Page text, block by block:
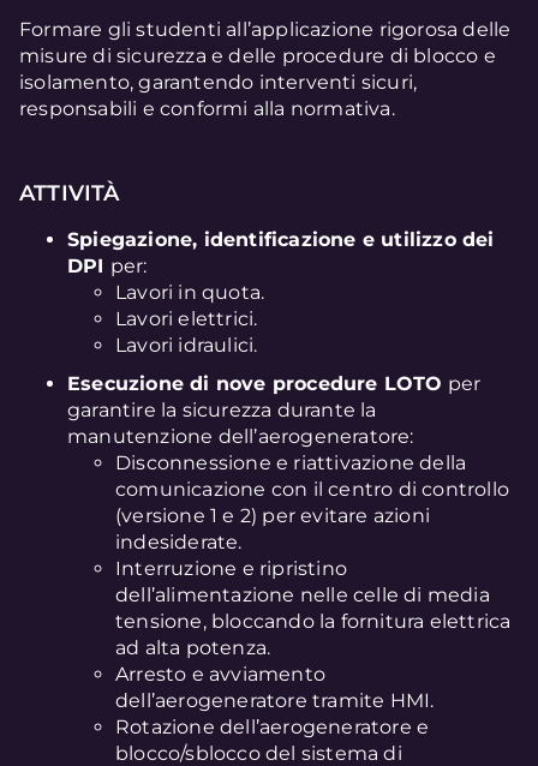
Formare gli studenti all’applicazione rigorosa delle
misure di sicurezza e delle procedure di blocco e
isolamento, garantendo interventi sicuri,
responsabili e conformi alla normativa.
ATTIVITÀ
Spiegazione, identificazione e utilizzo dei
DPI per:
Lavori in quota.
Lavori elettrici.
Lavori idraulici.
Esecuzione di nove procedure LOTO per
garantire la sicurezza durante la
manutenzione dell’aerogeneratore:
Disconnessione e riattivazione della
comunicazione con il centro di controllo
(versione 1 e 2) per evitare azioni
indesiderate.
Interruzione e ripristino
dell’alimentazione nelle celle di media
tensione, bloccando la fornitura elettrica
ad alta potenza.
Arresto e avviamento
dell’aerogeneratore tramite HMI.
Rotazione dell’aerogeneratore e
blocco/sblocco del sistema di